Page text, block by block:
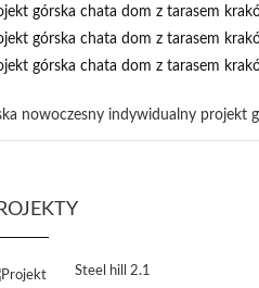
Steel hill 2.1